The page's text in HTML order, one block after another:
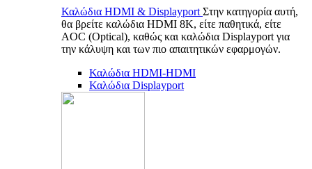
Καλώδια HDMI & Displayport Στην κατηγορία αυτή,
θα βρείτε καλώδια HDMI 8K, είτε παθητικά, είτε
AOC (Optical), καθώς και καλώδια Displayport για
την κάλυψη και των πιο απαιτητικών εφαρμογών.
Καλώδια HDMI-HDMI
Καλώδια Displayport